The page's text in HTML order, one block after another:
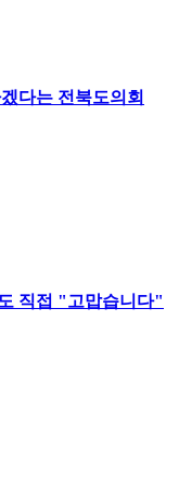
다는 전북도의회
직접 "고맙습니다"